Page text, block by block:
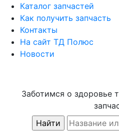
Каталог запчастей
Как получить запчасть
Контакты
На сайт ТД Полюс
Новости
Заботимся о здоровье